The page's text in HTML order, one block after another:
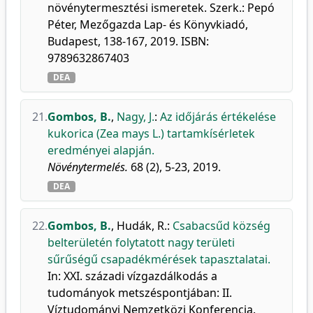
növénytermesztési ismeretek. Szerk.: Pepó
Péter, Mezőgazda Lap- és Könyvkiadó,
Budapest, 138-167, 2019. ISBN:
9789632867403
DEA
21.Gombos, B., Nagy, J.: Az időjárás értékelése
kukorica (Zea mays L.) tartamkísérletek
eredményei alapján.
Növénytermelés. 68 (2), 5-23, 2019.
DEA
22.Gombos, B., Hudák, R.: Csabacsűd község
belterületén folytatott nagy területi
sűrűségű csapadékmérések tapasztalatai.
In: XXI. századi vízgazdálkodás a
tudományok metszéspontjában: II.
Víztudományi Nemzetközi Konferencia.